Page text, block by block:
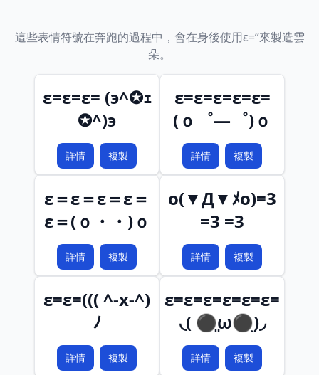
這些表情符號在奔跑的過程中，會在身後使用ε=‘‘來製造雲
朵。
ε=ε=ε= (э^✪ｪ
✪^)э
詳情 複製
ε=ε=ε=ε=ε=
(ｏ゜―゜)ｏ
詳情 複製
ε＝ε＝ε＝ε＝
ε＝(ｏ・・)ｏ
詳情 複製
o(▼Д▼ﾒo)=3
=3 =3
詳情 複製
ε=ε=((( ^-x-^)
ﾉ
詳情 複製
ε=ε=ε=ε=ε=ε=
◟( ⚫͈ω⚫̤)◞
詳情 複製